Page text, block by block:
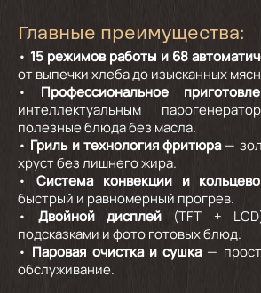
Главные преимущества:
•15 режимов работы и 68
от выпечки хлеба до изысканных
• Профессиональное
интеллектуальным
полезные блюда без масла.
• Гриль и технология фритюра—
хруст без лишнего жира.
• Система конвекции и
быстрый и равномерный прогрев.
•Двойной дисплей (TFT +
подсказками и фото готовых блюд.
• Паровая очистка и сушка—
обслуживание.